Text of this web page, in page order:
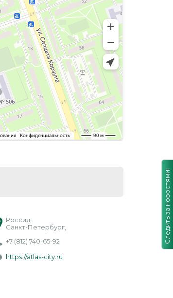
Россия,
Санкт-Петербург,
+7 (812) 740-65-92
https://atlas-city.ru
Следить за новостями!